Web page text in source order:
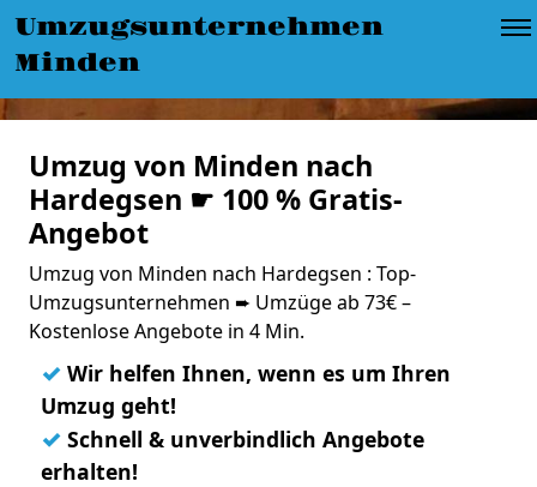
Umzugsunternehmen
Minden
Umzug von Minden nach
Hardegsen ☛ 100 % Gratis-
Angebot
Umzug von Minden nach Hardegsen : Top-
Umzugsunternehmen ➨ Umzüge ab 73€ –
Kostenlose Angebote in 4 Min.
✓ Wir helfen Ihnen, wenn es um Ihren
Umzug geht!
✓ Schnell & unverbindlich Angebote
erhalten!